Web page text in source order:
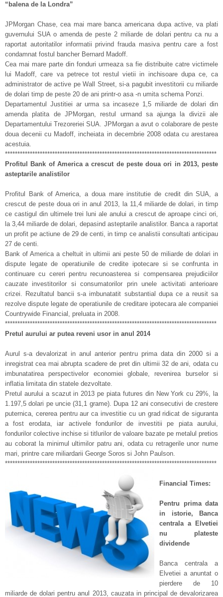
“balena de la Londra”
JPMorgan Chase, cea mai mare banca americana dupa active, va plati
guvernului SUA o amenda de peste 2 miliarde de dolari pentru ca nu a
raportat autoritatilor informatii privind frauda masiva pentru care a fost
condamnat fostul bancher Bernard Madoff.
Cea mai mare parte din fonduri urmeaza sa fie distribuite catre victimele
lui Madoff, care va petrece tot restul vietii in inchisoare dupa ce, ca
administrator de active pe Wall Street, si-a pagubit investitorii cu miliarde
de dolari timp de peste 20 de ani printr-o asa -n umita schema Ponzi.
Departamentul Justitiei ar urma sa incaseze 1,5 miliarde de dolari din
amenda platita de JPMorgan, restul urmand sa ajunga la divizii ale
Departamentului Trezoreriei SUA. JPMorgan a avut o colaborare de peste
doua decenii cu Madoff, incheiata in decembrie 2008 odata cu arestarea
acestuia.
*************************************************************************************
Profitul Bank of America a crescut de peste doua ori in 2013, peste
asteptarile analistilor
Profitul Bank of America, a doua mare institutie de credit din SUA, a
crescut de peste doua ori in anul 2013, la 11,4 miliarde de dolari, in timp
ce castigul din ultimele trei luni ale anului a crescut de aproape cinci ori,
la 3,44 miliarde de dolari, depasind asteptarile analistilor. Banca a raportat
un profit pe actiune de 29 de centi, in timp ce analistii consultati anticipau
27 de centi.
Bank of America a cheltuit in ultimii ani peste 50 de miliarde de dolari in
dispute legate de operatiunile de credite ipotecare si se confrunta in
continuare cu cereri pentru recunoasterea si compensarea prejudiciilor
cauzate investitorilor si consumatorilor prin unele activitati anterioare
crizei. Rezultatul bancii s-a imbunatatit substantial dupa ce a reusit sa
rezolve dispute legate de operatiunile de creditare ipotecara ale companiei
Countrywide Financial, preluata in 2008.
*************************************************************************************
Pretul aurului ar putea reveni usor in anul 2014
Aurul s-a devalorizat in anul anterior pentru prima data din 2000 si a
inregistrat cea mai abrupta scadere de pret din ultimii 32 de ani, odata cu
imbunatatirea perspectivelor economiei globale, revenirea burselor si
inflatia limitata din statele dezvoltate.
Pretul aurului a scazut in 2013 pe piata futures din New York cu 29%, la
1.197,5 dolari pe uncie (31,1 grame). Dupa 12 ani consecutivi de crestere
puternica, cererea pentru aur ca investitie cu un grad ridicat de siguranta
a fost erodata, iar activele fondurilor de investitii pe piata aurului,
fondurilor colective inchise si titlurilor de valoare bazate pe metalul pretios
au coborat la minimul ultimilor patru ani, odata cu retragerile unor nume
mari, printre care miliardarii George Soros si John Paulson.
*************************************************************************************
Financial Times:
Pentru prima data
in istorie, Banca
centrala a Elvetiei
nu plateste
dividende
Banca centrala a
Elvetiei a anuntat o
pierdere de 10
miliarde de dolari pentru anul 2013, cauzata in principal de devalorizarea